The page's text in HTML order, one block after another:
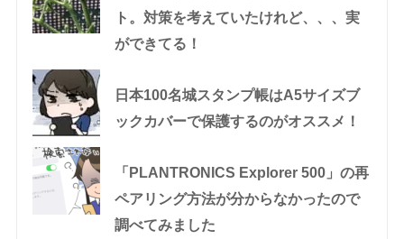
ト。対策を考えていたけれど、、、実
ができてる！
日本100名城スタンプ帳はA5サイズブ
ックカバーで保護するのがオススメ！
「PLANTRONICS Explorer 500」の再
ペアリング方法が分からなかったので
調べてみました